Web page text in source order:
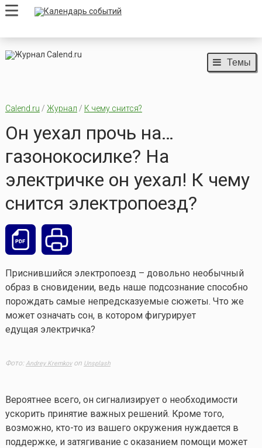
Темы
Calend.ru / Журнал / К чему снится?
Он уехал прочь на…
газонокосилке? На
электричке он уехал! К чему
снится электропоезд?
Приснившийся электропоезд – довольно необычный
образ в сновидении, ведь наше подсознание способно
порождать самые непредсказуемые сюжеты. Что же
может означать сон, в котором фигурирует
едущая электричка?
Фото: Andrey Kremkovon Unsplash
Вероятнее всего, он сигнализирует о необходимости
ускорить принятие важных решений. Кроме того,
возможно, кто-то из вашего окружения нуждается в
поддержке, и затягивание с оказанием помощи может